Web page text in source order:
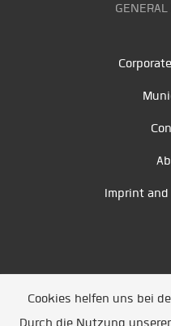
Imprint
Cookies helfen uns bei
Durch die Nutzung